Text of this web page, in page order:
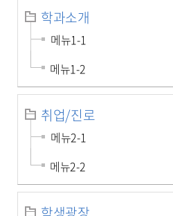
학과소개
메뉴1-1
메뉴1-2
취업/진로
메뉴2-1
메뉴2-2